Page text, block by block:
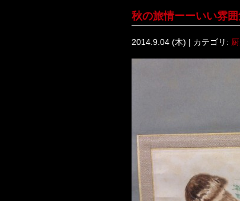
秋の旅情ーーいい雰
2014.9.04 (木) | カテゴリ: